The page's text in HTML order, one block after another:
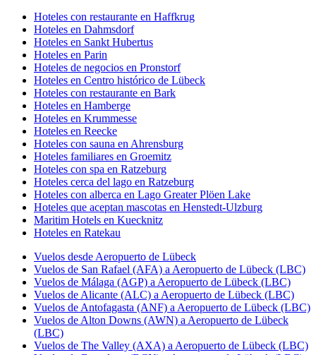
Hoteles con restaurante en Haffkrug
Hoteles en Dahmsdorf
Hoteles en Sankt Hubertus
Hoteles en Parin
Hoteles de negocios en Pronstorf
Hoteles en Centro histórico de Lübeck
Hoteles con restaurante en Bark
Hoteles en Hamberge
Hoteles en Krummesse
Hoteles en Reecke
Hoteles con sauna en Ahrensburg
Hoteles familiares en Groemitz
Hoteles con spa en Ratzeburg
Hoteles cerca del lago en Ratzeburg
Hoteles con alberca en Lago Greater Plöen Lake
Hoteles que aceptan mascotas en Henstedt-Ulzburg
Maritim Hotels en Kuecknitz
Hoteles en Ratekau
Vuelos desde Aeropuerto de Lübeck
Vuelos de San Rafael (AFA) a Aeropuerto de Lübeck (LBC)
Vuelos de Málaga (AGP) a Aeropuerto de Lübeck (LBC)
Vuelos de Alicante (ALC) a Aeropuerto de Lübeck (LBC)
Vuelos de Antofagasta (ANF) a Aeropuerto de Lübeck (LBC)
Vuelos de Alton Downs (AWN) a Aeropuerto de Lübeck
(LBC)
Vuelos de The Valley (AXA) a Aeropuerto de Lübeck (LBC)